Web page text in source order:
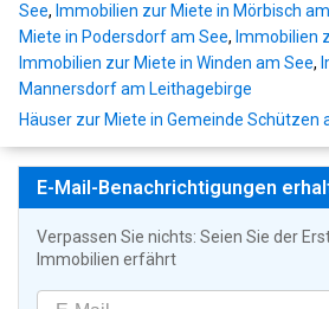
See, Immobilien zur Miete in Mörbisch
Miete in Podersdorf am See, Immobilien
Immobilien zur Miete in Winden am See,
Mannersdorf am Leithagebirge
Häuser zur Miete in Gemeinde Schützen
E-Mail-Benachrichtigungen
Verpassen Sie nichts: Seien Sie der
Immobilien erfährt